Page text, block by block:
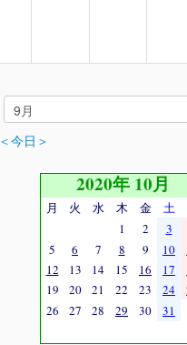
＜今日＞
2020年 10月
月 火 水 木 金 土
1
2
3
5
6 7 8 9 10
12
13 14 15 16 17
19
20 21 22 23 24
26
27 28 29 30 31